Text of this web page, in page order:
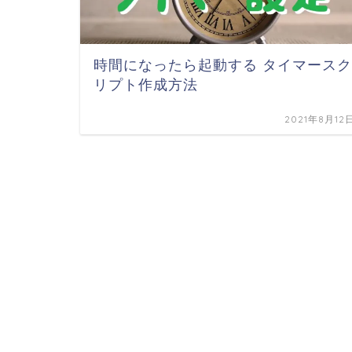
時間になったら起動する タイマースク
リプト作成方法
2021年8月12